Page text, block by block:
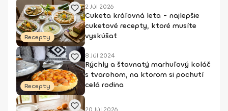
Recepty
2 Júl 2026
Cuketa kráľovná leta - najlepšie
cuketové recepty, ktoré musíte
vyskúšať
Recepty
8 Júl 2024
Rýchly a šťavnatý marhuľový koláč
s tvarohom, na ktorom si pochutí
celá rodina